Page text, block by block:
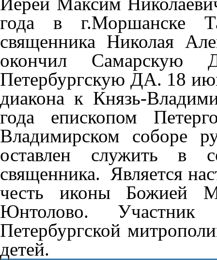
года в г.Моршанске
священника Николая
окончил
Петербургскую ДА. 18
диакона к Князь-
года епископом
Владимирском соборе
оставлен служить в
священника. Является
честь иконы Божией
Юнтолово. Участник
Петербургской
детей.